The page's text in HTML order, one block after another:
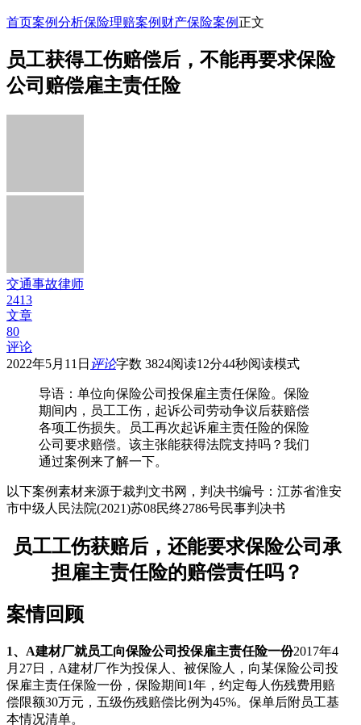
首页案例分析保险理赔案例 财产保险案例 正文
员工获得工伤赔偿后，不能再要求保险
公司赔偿雇主责任险
交通事故律师
2413
文章
80
评论
2022年5月11日 评论字数 3824阅读12分44秒阅读模式
导语： 单位向保险公司投保雇主责任保险。保险
期间内，员工工伤，起诉公司劳动争议后获赔偿
各项工伤损失。员工再次起诉雇主责任险的保险
公司要求赔偿。该主张能获得法院支持吗？我们
通过案例来了解一下。
以下案例素材来源于裁判文书网，判决书编号：江苏省淮安
市中级人民法院(2021)苏08民终2786号民事判决书
员工工伤获赔后，还能要求保险公司承
担雇主责任险的赔偿责任吗？
案情回顾
1、A建材厂就员工向保险公司投保雇主责任险一份2017年4
月27日，A建材厂作为投保人、被保险人，向某保险公司投
保雇主责任保险一份，保险期间1年，约定每人伤残费用赔
偿限额30万元，五级伤残赔偿比例为45%。保单后附员工基
本情况清单。